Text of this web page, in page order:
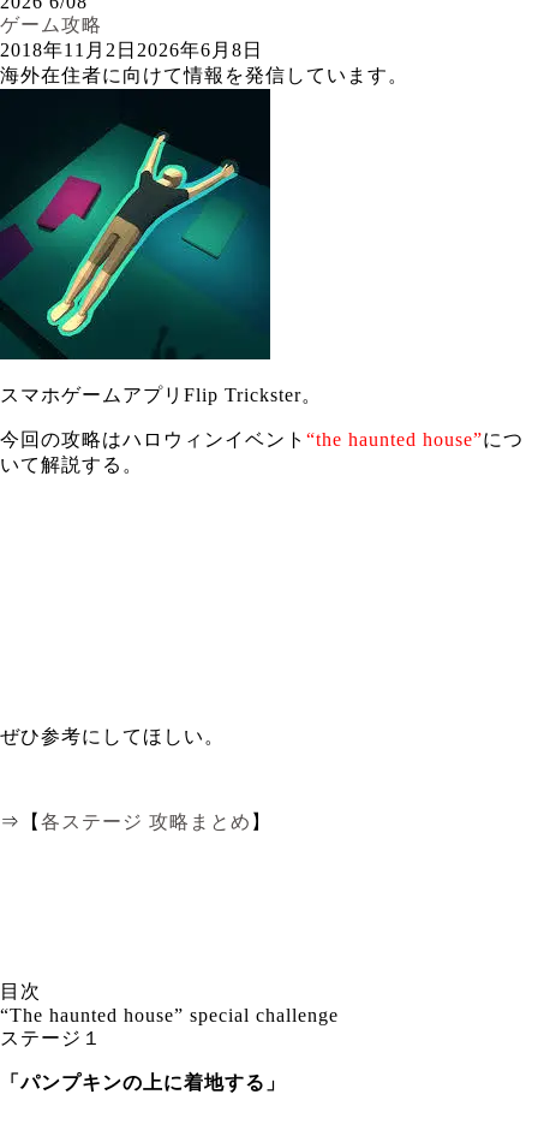
ゲーム攻略
2018年11月2日 2026年6月8日
海外在住者に向けて情報を発信しています。
スマホゲームアプリFlip Trickster。
今回の攻略はハロウィンイベント “the haunted house”につ
いて解説する。
ぜひ参考にしてほしい。
⇒【 各ステージ 攻略まとめ 】
目次
“The haunted house” special challenge
ステージ１
「パンプキンの上に着地する」